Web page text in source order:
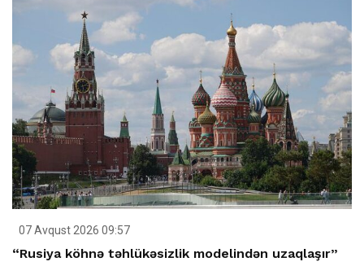
07 Avqust 2026 09:57
“Rusiya köhnə təhlükəsizlik modelindən uzaqlaşır”